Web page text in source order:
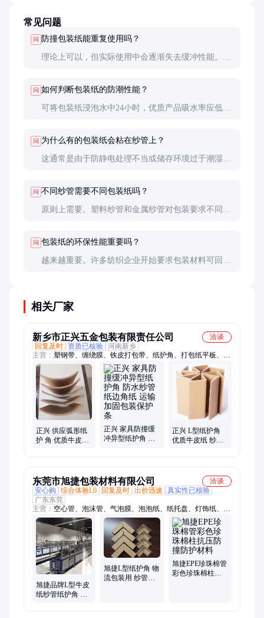
常见问题
问 防撞包装纸能重复使用吗？
理论上可以，但实际使用中会逐渐失去缓冲性能。建
问 如何判断包装纸的防潮性能？
可将包装纸浸泡水中24小时，优质产品吸水率应低于
问 为什么有的包装纸会粘在纱管上？
这通常是由于防静电处理不当或储存环境过于潮湿所
问 不同纱管需要不同包装纸吗？
原则上需要。塑料纱管和金属纱管对包装要求不同，
问 包装纸的环保性能重要吗？
越来越重要。许多纺织企业开始要求包装材料可回收
相关厂家
新乡市正兴五金包装有限责任公司
洽谈
回复及时
资质已核验 河南新乡
主营： 塑钢带、缠绕膜、铁皮打包带、纸护角、打包纸平板、包
装纸角条、纸包角护角纸、法兰打包带、拉力收缩膜、烤蓝打包
带、黄色打包带、镀锌打包带、绿色打包带、镀锌打包钢带、耐
腐蚀打包带、法兰打包钢带
正兴 供应弧形纸
护 角 优质牛皮纸
正兴 家具防撞缓
冲异型纸护角 防
正兴 L型纸护角
优质牛皮纸 纱管
东莞市旭捷包装材料有限公司
洽谈
安心购
综合体验L0 回复及时 出价迅速
真实性已核验
广东东莞
主营： 空心管、泡沫管、气泡膜、泡泡纸、纸托盘、灯饰纸、纱
管纸、纸护角、加厚纸、纸滑板、边缘纸、纸包角、包边纸、护
条边、滑托板、泡沫角、珍珠棉、气泡垫、气柱袋、气泡片、泡
沫袋、保护条、护角条、充气袋、珠棉袋
旭捷品牌L型牛皮
纸纱管纸护角 抗
旭捷L型纸护角 物
流包装用 纱管纸
旭捷EPE珍珠棉管
彩色珍珠棉柱抗